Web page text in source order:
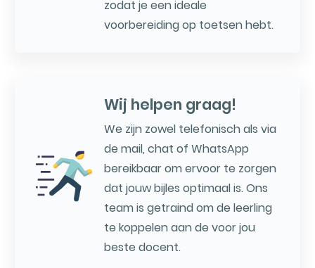
zodat je een ideale
voorbereiding op toetsen hebt.
Wij helpen graag!
We zijn zowel telefonisch als via
de mail, chat of WhatsApp
bereikbaar om ervoor te zorgen
dat jouw bijles optimaal is. Ons
team is getraind om de leerling
te koppelen aan de voor jou
beste docent.